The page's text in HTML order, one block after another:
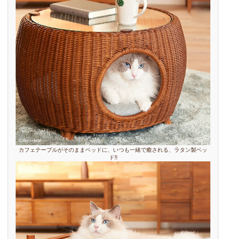
カフェテーブルがそのままベッドに、いつも一緒で癒される、ラタン製ベッ
ド!!